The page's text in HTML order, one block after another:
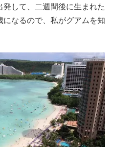
して、二週間後に生まれた
なるので、私がグアムを知